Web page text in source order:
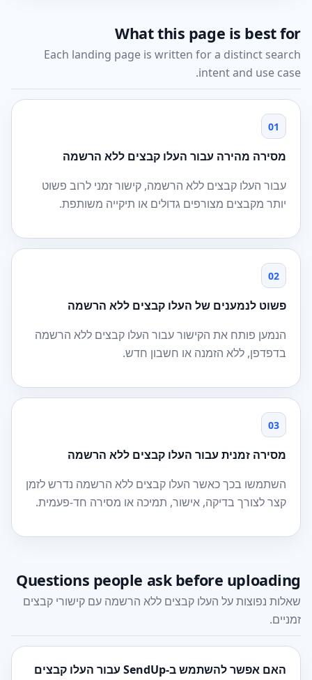
What this page is best for
Each landing page is written for a distinct search
intent and use case.
01
מסירה מהירה עבור העלו קבצים ללא הרשמה
עבור העלו קבצים ללא הרשמה, קישור זמני לרוב פשוט
יותר מקבצים מצורפים גדולים או תיקייה משותפת.
02
פשוט לנמענים של העלו קבצים ללא הרשמה
הנמען פותח את הקישור עבור העלו קבצים ללא הרשמה
בדפדפן, ללא הזמנה או חשבון חדש.
03
מסירה זמנית עבור העלו קבצים ללא הרשמה
השתמשו בכך כאשר העלו קבצים ללא הרשמה נדרש לזמן
קצר לצורך בדיקה, אישור, תמיכה או מסירה חד-פעמית.
Questions people ask before uploading
שאלות נפוצות על העלו קבצים ללא הרשמה עם קישורי קבצים
זמניים.
האם אפשר להשתמש ב-SendUp עבור העלו קבצים